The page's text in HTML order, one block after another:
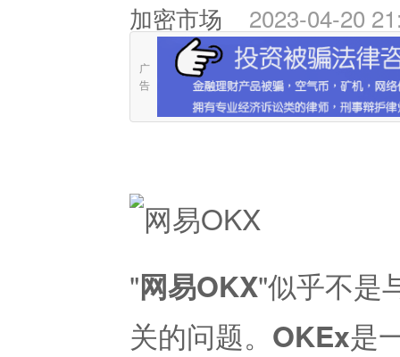
加密市场 2023-04-20
广
告
"网易OKX"似乎不是
关的问题。 OKEx是